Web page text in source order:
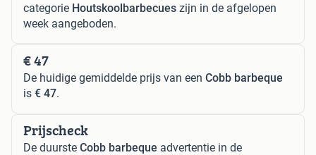
categorie Houtskoolbarbecues zijn in de afgelopen
week aangeboden.
€ 47
De huidige gemiddelde prijs van een Cobb barbeque
is € 47.
Prijscheck
De duurste Cobb barbeque advertentie in de